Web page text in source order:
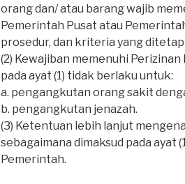
orang dan/ atau barang wajib
Pemerintah Pusat atau
prosedur, dan kriteria yang
(2) Kewajiban memenuhi
pada ayat (1) tidak berlaku untuk:
a. pengangkutan orang sakit
b. pengangkutan jenazah.
(3) Ketentuan lebih lanjut
sebagaimana dimaksud pada ayat
Pemerintah.